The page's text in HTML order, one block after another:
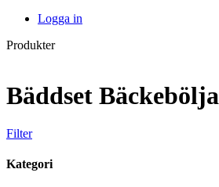
Logga in
Produkter
Bäddset Bäckebölja
Filter
Kategori